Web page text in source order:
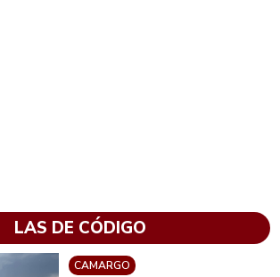
LAS DE CÓDIGO
CAMARGO